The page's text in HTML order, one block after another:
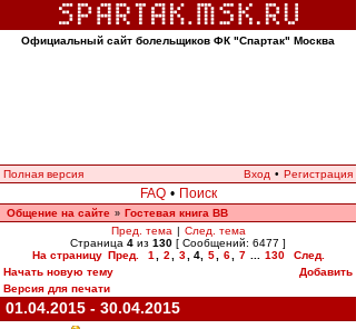
Официальный сайт болельщиков ФК "Спартак" Москва
Полная версия Вход • Регистрация
FAQ • Поиск
Общение на сайте » Гостевая книга ВВ
Пред. тема | След. тема
Страница 4 из 130 [ Сообщений: 6477 ]
На страницу Пред. 1 2 3 4, 5 6 7 130
След.
Начать новую тему
Добавить
Версия для печати
01.04.2015 - 30.04.2015